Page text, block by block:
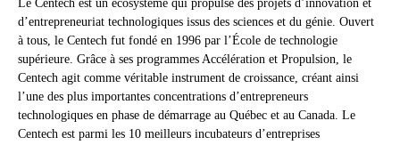
Le Centech est un écosystème qui propulse des projets d’innovation et
d’entrepreneuriat technologiques issus des sciences et du génie. Ouvert
à tous, le Centech fut fondé en 1996 par l’École de technologie
supérieure. Grâce à ses programmes Accélération et Propulsion, le
Centech agit comme véritable instrument de croissance, créant ainsi
l’une des plus importantes concentrations d’entrepreneurs
technologiques en phase de démarrage au Québec et au Canada. Le
Centech est parmi les 10 meilleurs incubateurs d’entreprises